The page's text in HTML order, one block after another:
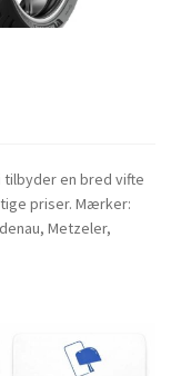
en bred vifte
priser. Mærker:
Metzeler,